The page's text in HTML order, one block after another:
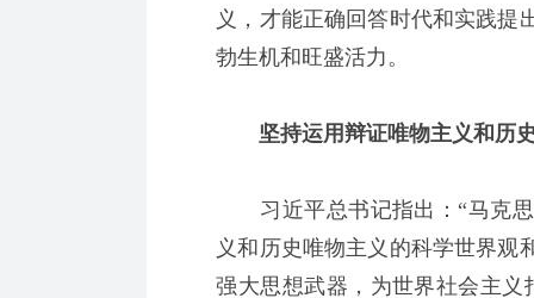
义，才能正确回答时代和实践提
勃生机和旺盛活力。
坚持运用辩证唯物主义和历
习近平总书记指出：“马克思
义和历史唯物主义的科学世界观
强大思想武器，为世界社会主